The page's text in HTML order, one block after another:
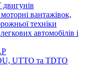
вантажівок,
техніки
автомобілів і
UTTO та TDTO